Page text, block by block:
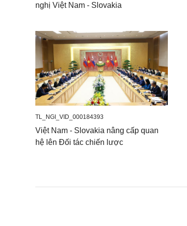
nghị Việt Nam - Slovakia
TL_NGI_VID_000184393
Việt Nam - Slovakia nâng cấp quan
hệ lên Đối tác chiến lược